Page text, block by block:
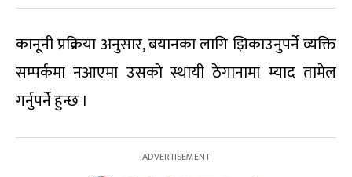
कानूनी प्रक्रिया अनुसार, बयानका लागि झिकाउनुपर्ने व्यक्ति
सम्पर्कमा नआएमा उसको स्थायी ठेगानामा म्याद तामेल
गर्नुपर्ने हुन्छ ।